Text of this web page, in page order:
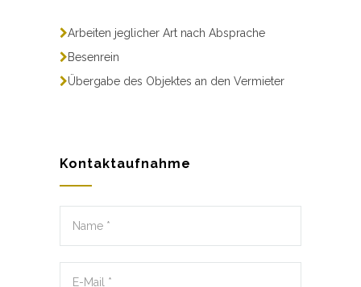
Arbeiten jeglicher Art nach Absprache
Besenrein
Übergabe des Objektes an den Vermieter
Kontaktaufnahme